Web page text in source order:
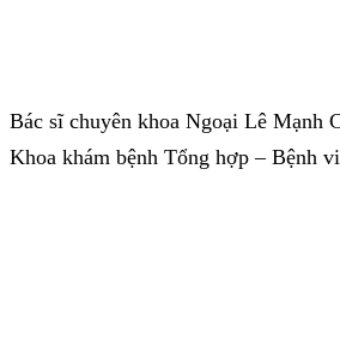
Bác sĩ chuyên khoa Ngoại Lê Mạnh
Khoa khám bệnh Tổng hợp – Bệnh